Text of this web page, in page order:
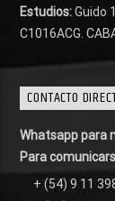
Estudios:Guido
C1016ACG .
CONTACTO
Whatsapp para
Para
+ (54) 9 11